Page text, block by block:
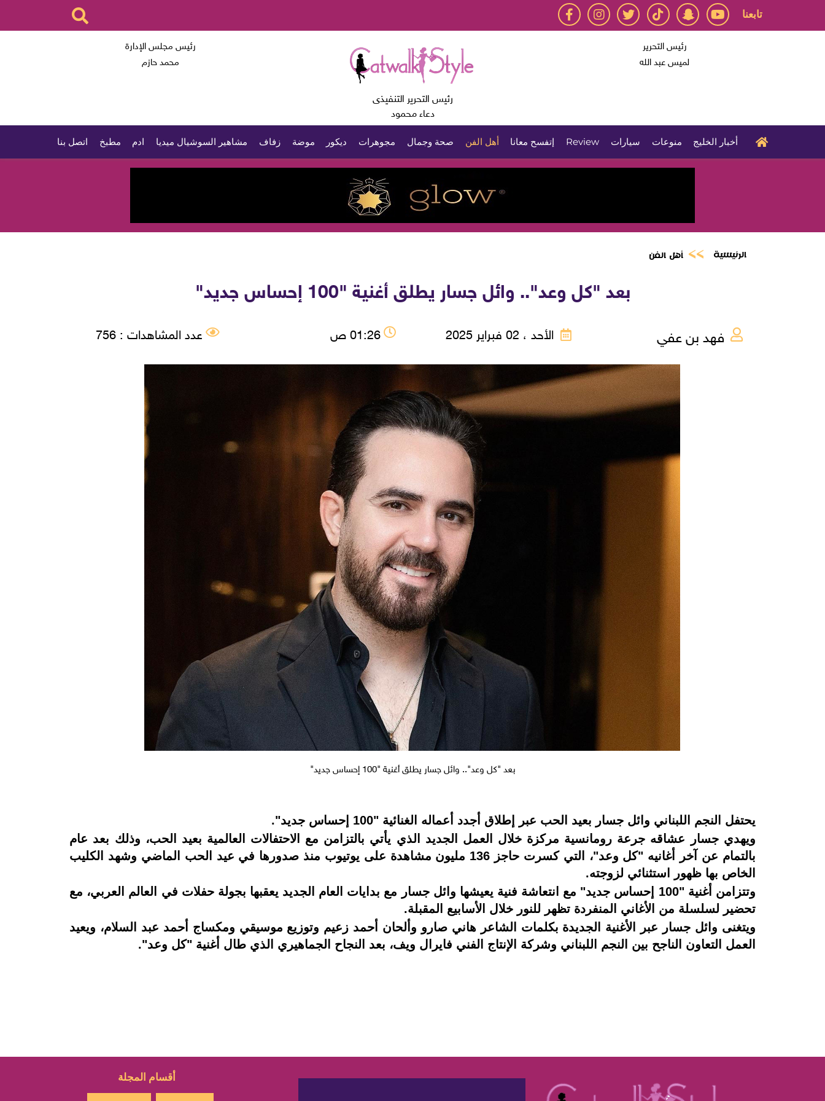
تابعنا
رئيس التحرير
لميس عبد الله
رئيس التحرير التنفيذى
دعاء محمود
رئيس مجلس الإدارة
محمد حازم
أخبار الخليج منوعات سيارات Review إتفسح معانا أهل الفن صحة وجمال مجوهرات ديكور موضة زفاف مشاهير السوشيال ميديا ادم مطبخ اتصل بنا
الرئيسية أهل الفن
بعد "كل وعد".. وائل جسار يطلق أغنية "100 إحساس جديد"
فهد بن عفي الأحد ، 02 فبراير 2025 01:26 ص عدد المشاهدات : 756
بعد "كل وعد".. وائل جسار يطلق أغنية "100 إحساس جديد"
يحتفل النجم اللبناني وائل جسار بعيد الحب عبر إطلاق أجدد أعماله الغنائية "100 إحساس جديد".
ويهدي جسار عشاقه جرعة رومانسية مركزة خلال العمل الجديد الذي يأتي بالتزامن مع الاحتفالات العالمية بعيد الحب، وذلك بعد عام
بالتمام عن آخر أغانيه "كل وعد"، التي كسرت حاجز 136 مليون مشاهدة على يوتيوب منذ صدورها في عيد الحب الماضي وشهد الكليب
الخاص بها ظهور استثنائي لزوجته.
وتتزامن أغنية "100 إحساس جديد" مع انتعاشة فنية يعيشها وائل جسار مع بدايات العام الجديد يعقبها بجولة حفلات في العالم العربي، مع
تحضير لسلسلة من الأغاني المنفردة تظهر للنور خلال الأسابيع المقبلة.
ويتغنى وائل جسار عبر الأغنية الجديدة بكلمات الشاعر هاني صارو وألحان أحمد زعيم وتوزيع موسيقي ومكساج أحمد عبد السلام، ويعيد
العمل التعاون الناجح بين النجم اللبناني وشركة الإنتاج الفني فايرال ويف، بعد النجاح الجماهيري الذي طال أغنية "كل وعد".
أقسام المجلة